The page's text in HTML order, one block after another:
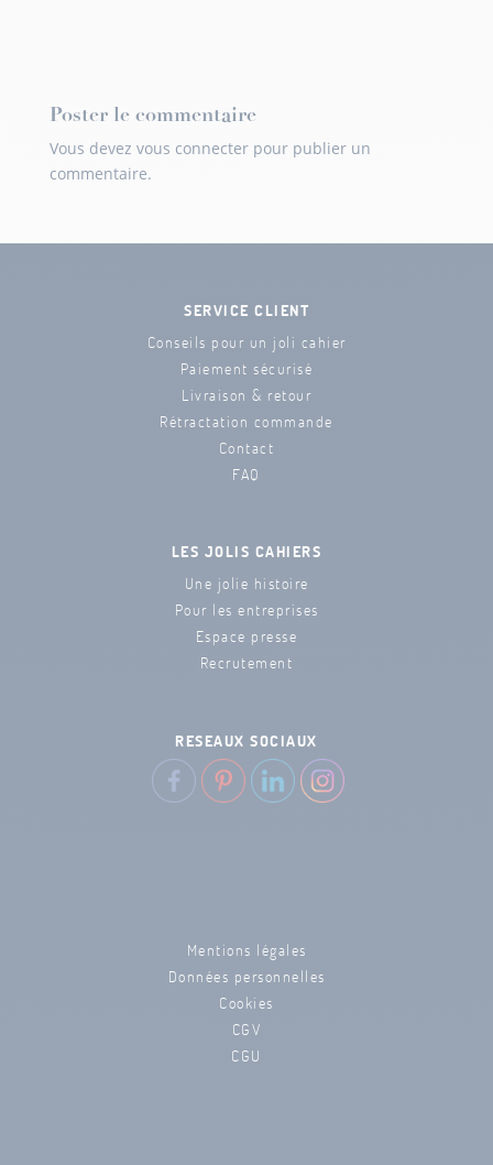
Poster le commentaire
Vous devez vous connecterpour publier un
commentaire.
SERVICE CLIENT
Conseils pour un joli cahier
Paiement sécurisé
Livraison & retour
Rétractation commande
Contact
FAQ
LES JOLIS CAHIERS
Une jolie histoire
Pour les entreprises
Espace presse
Recrutement
RESEAUX SOCIAUX
Mentions légales
Données personnelles
Cookies
CGV
CGU